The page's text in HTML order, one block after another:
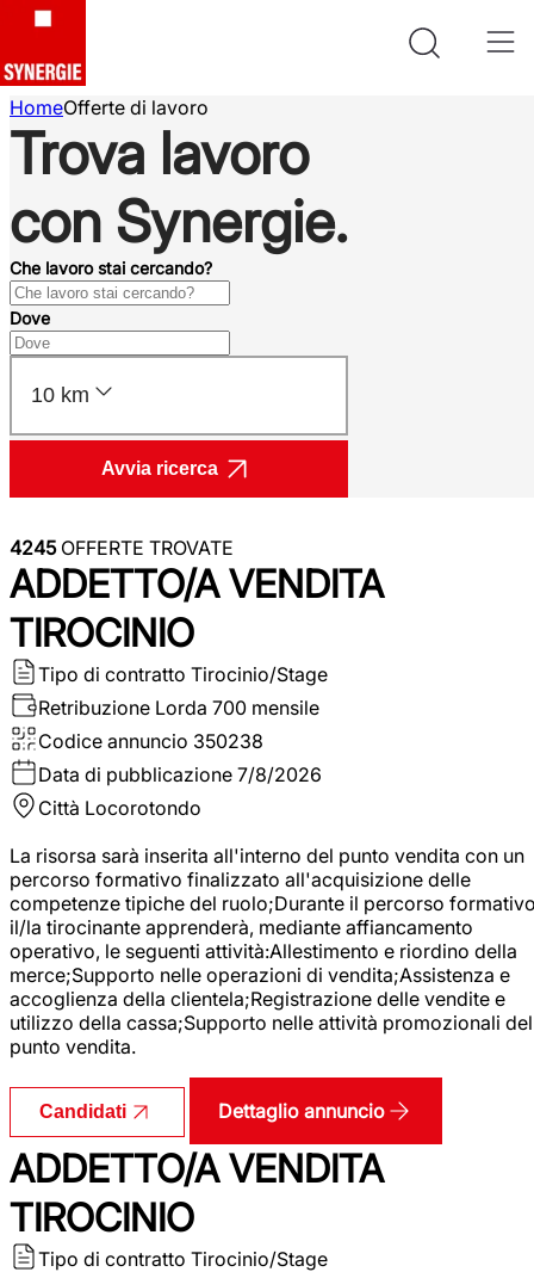
HomeOfferte di lavoro
Trova lavoro
con Synergie.
Che lavoro stai cercando?
Dove
10 km
Avvia ricerca
4245OFFERTE TROVATE
ADDETTO/A VENDITA
TIROCINIO
Tipo di contratto Tirocinio/Stage
Retribuzione Lorda 700 mensile
Codice annuncio 350238
Data di pubblicazione 7/8/2026
Città Locorotondo
La risorsa sarà inserita all'interno del punto vendita con un
percorso formativo finalizzato all'acquisizione delle
competenze tipiche del ruolo;Durante il percorso
il/la tirocinante apprenderà, mediante affiancamento
operativo, le seguenti attività:Allestimento e riordino della
merce;Supporto nelle operazioni di vendita;Assistenza e
accoglienza della clientela;Registrazione delle vendite e
utilizzo della cassa;Supporto nelle attività promozionali del
punto vendita.
Candidati Dettaglio annuncio
ADDETTO/A VENDITA
TIROCINIO
Tipo di contratto Tirocinio/Stage